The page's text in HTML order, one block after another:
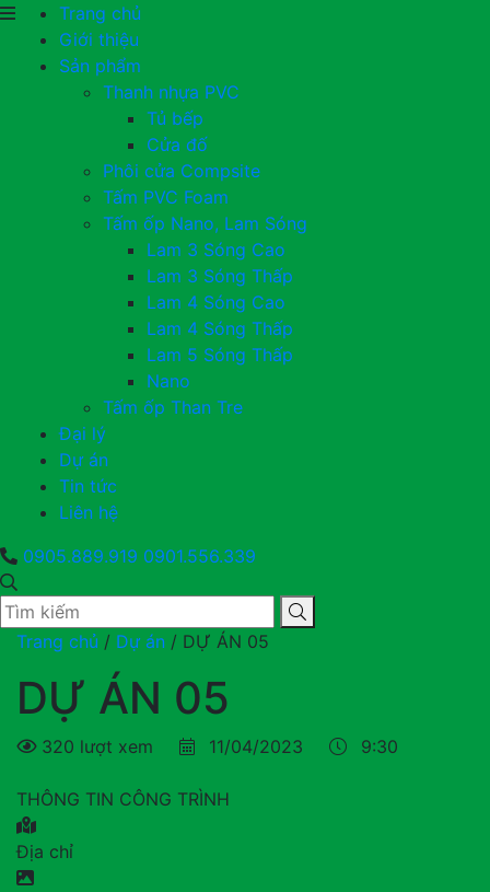
Trang chủ
Giới thiệu
Sản phẩm
Thanh nhựa PVC
Tủ bếp
Cửa đố
Phôi cửa Compsite
Tấm PVC Foam
Tấm ốp Nano, Lam Sóng
Lam 3 Sóng Cao
Lam 3 Sóng Thấp
Lam 4 Sóng Cao
Lam 4 Sóng Thấp
Lam 5 Sóng Thấp
Nano
Tấm ốp Than Tre
Đại lý
Dự án
Tin tức
Liên hệ
0905.889.919 0901.556.339
Trang chủ / Dự án / DỰ ÁN 05
DỰ ÁN 05
320 lượt xem 11/04/2023 9:30
THÔNG TIN CÔNG TRÌNH
Địa chỉ